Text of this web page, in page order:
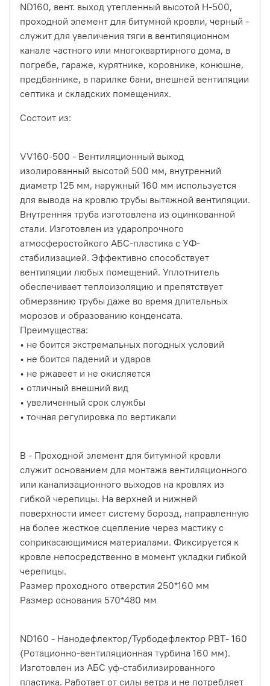
ND160, вент. выход утепленный высотой Н-500,
проходной элемент для битумной кровли, черный -
служит для увеличения тяги в вентиляционном
канале частного или многоквартирного дома, в
погребе, гараже, курятнике, коровнике, конюшне,
предбаннике, в парилке бани, внешней вентиляции
септика и складских помещениях.
Состоит из:
VV160-500 - Вентиляционный выход
изолированный высотой 500 мм, внутренний
диаметр 125 мм, наружный 160 мм используется
для вывода на кровлю трубы вытяжной вентиляции.
Внутренняя труба изготовлена из оцинкованной
стали. Изготовлен из ударопрочного
атмосферостойкого АБС-пластика с УФ-
стабилизацией. Эффективно способствует
вентиляции любых помещений. Уплотнитель
обеспечивает теплоизоляцию и препятствует
обмерзанию трубы даже во время длительных
морозов и образованию конденсата.
Преимущества:
• не боится экстремальных погодных условий
• не боится падений и ударов
• не ржавеет и не окисляется
• отличный внешний вид
• увеличенный срок службы
• точная регулировка по вертикали
B - Проходной элемент для битумной кровли
служит основанием для монтажа вентиляционного
или канализационного выходов на кровлях из
гибкой черепицы. На верхней и нижней
поверхности имеет систему борозд, направленную
на более жесткое сцепление через мастику с
соприкасающимися материалами. Фиксируется к
кровле непосредственно в момент укладки гибкой
черепицы.
Размер проходного отверстия 250*160 мм
Размер основания 570*480 мм
ND160 - Нанодефлектор/Турбодефлектор РВТ- 160
(Ротационно-вентиляционная турбина 160 мм).
Изготовлен из АБС уф-стабилизированного
пластика. Работает от силы ветра и не потребляет